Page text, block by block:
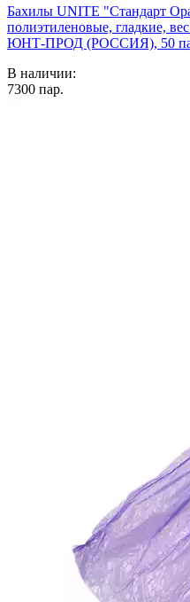
Бахилы UNITE "Стандарт
полиэтиленовые, гладкие,
ЮНТ-ПРОД (РОССИЯ), 50
В наличии:
7300 пар.